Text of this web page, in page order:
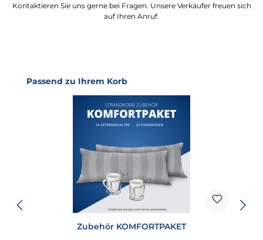
Kontaktieren Sie uns gerne bei Fragen. Unsere Verkäufer freuen sich
auf Ihren Anruf.
Produktgalerie überspringen
Passend zu Ihrem Korb
Zubehör KOMFORTPAKET